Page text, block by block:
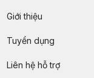
Giới thiệu
Tuyển dụng
Liên hệ hỗ trợ